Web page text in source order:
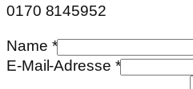
0170 8145952
Name *
E-Mail-Adresse *